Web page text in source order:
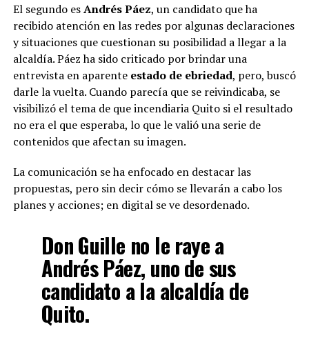
El segundo esAndrés Páez, un candidato que ha
recibido atención en las redes por algunas declaraciones
y situaciones que cuestionan su posibilidad a llegar a la
alcaldía. Páez ha sido criticado por brindar una
entrevista en aparente estado de ebriedad, pero, buscó
darle la vuelta. Cuando parecía que se reivindicaba, se
visibilizó el tema de que incendiaria Quito si el resultado
no era el que esperaba, lo que le valió una serie de
contenidos que afectan su imagen.
La comunicación se ha enfocado en destacar las
propuestas, pero sin decir cómo se llevarán a cabo los
planes y acciones; en digital se ve desordenado.
Don Guille no le raye a
Andrés Páez, uno de sus
candidato a la alcaldía de
Quito.